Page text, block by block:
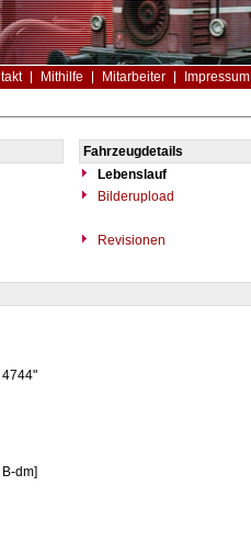
Mithilfe Mitarbeiter Impressum
Fahrzeugdetails
Lebenslauf
Bilderupload
Revisionen
dm]